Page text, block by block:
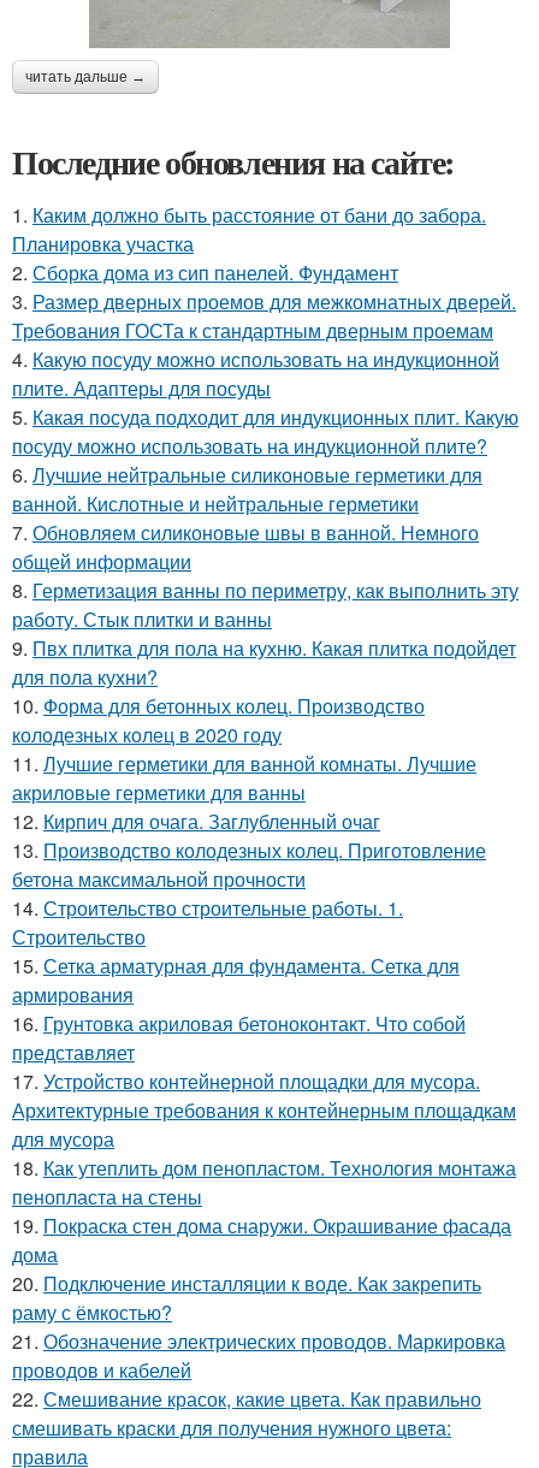
читать дальше →
Последние обновления на сайте:
1. Каким должно быть расстояние от бани до забора.
Планировка участка
2. Сборка дома из сип панелей. Фундамент
3. Размер дверных проемов для межкомнатных дверей.
Требования ГОСТа к стандартным дверным проемам
4. Какую посуду можно использовать на индукционной
плите. Адаптеры для посуды
5. Какая посуда подходит для индукционных плит. Какую
посуду можно использовать на индукционной плите?
6. Лучшие нейтральные силиконовые герметики для
ванной. Кислотные и нейтральные герметики
7. Обновляем силиконовые швы в ванной. Немного
общей информации
8. Герметизация ванны по периметру, как выполнить эту
работу. Стык плитки и ванны
9. Пвх плитка для пола на кухню. Какая плитка подойдет
для пола кухни?
10. Форма для бетонных колец. Производство
колодезных колец в 2020 году
11. Лучшие герметики для ванной комнаты. Лучшие
акриловые герметики для ванны
12. Кирпич для очага. Заглубленный очаг
13. Производство колодезных колец. Приготовление
бетона максимальной прочности
14. Строительство строительные работы. 1.
Строительство
15. Сетка арматурная для фундамента. Сетка для
армирования
16. Грунтовка акриловая бетоноконтакт. Что собой
представляет
17. Устройство контейнерной площадки для мусора.
Архитектурные требования к контейнерным площадкам
для мусора
18. Как утеплить дом пенопластом. Технология монтажа
пенопласта на стены
19. Покраска стен дома снаружи. Окрашивание фасада
дома
20. Подключение инсталляции к воде. Как закрепить
раму с ёмкостью?
21. Обозначение электрических проводов. Маркировка
проводов и кабелей
22. Смешивание красок, какие цвета. Как правильно
смешивать краски для получения нужного цвета:
правила